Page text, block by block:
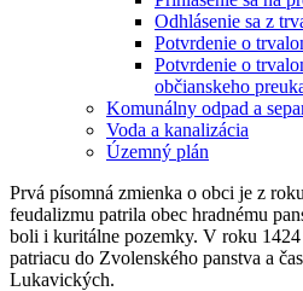
Odhlásenie sa z
Potvrdenie o
Potvrdenie o
občianskeho
Komunálny odpad a
Voda a kanalizácia
Územný plán
Prvá písomná zmienka o obci je z
feudalizmu patrila obec hradnému
boli i kuritálne pozemky. V roku 1424
patriacu do Zvolenského panstva a
Lukavických.